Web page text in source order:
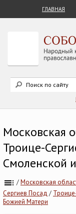
ГЛАВНАЯ
Московская
Троице-
Смоленской
/Московская
Сергиев Посад /
Божией Матери